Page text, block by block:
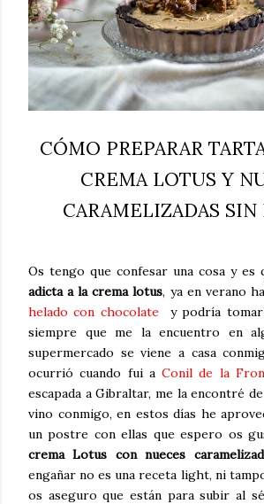
CÓMO PREPARAR
CREMA LOTUS Y
CARAMELIZADAS SIN
Os tengo que confesar una cosa y es
adicta a la crema lotus, ya en verano
helado con chocolate
y podría
siempre que me la encuentro en
supermercado se viene a casa
ocurrió cuando fui aConil de la
escapada a Gibraltar, me la encontré
vino conmigo, en estos días he
un postre con ellas que espero os
crema Lotus con nueces
engañar no es una receta light, ni
os aseguro que están para subir al